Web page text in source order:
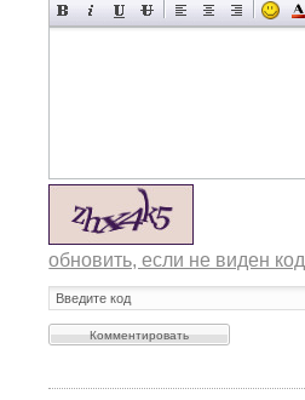
обновить, если не виден код